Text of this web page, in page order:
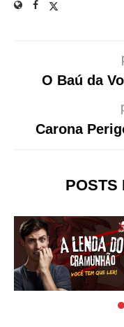
O Baú da
Carona
POSTS